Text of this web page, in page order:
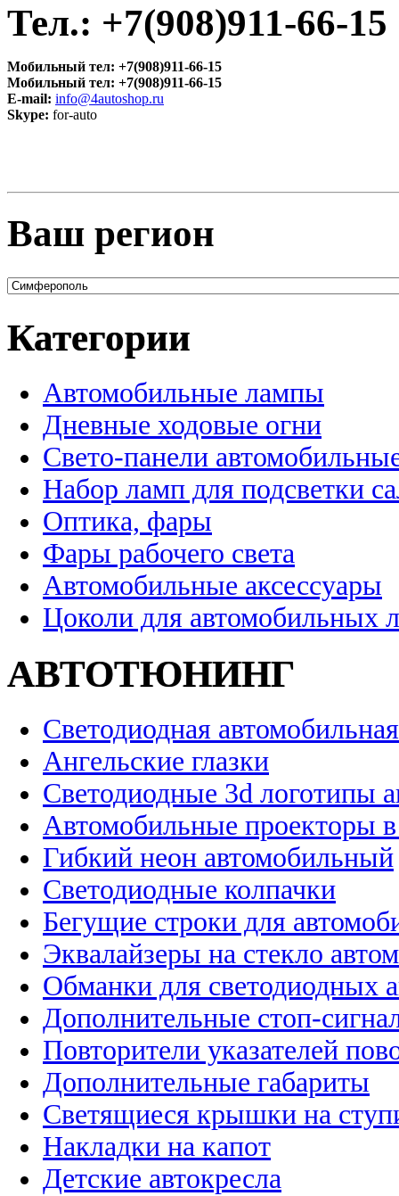
Тел.: +7(908)911-66-15
Мобильный тел: +7(908)911-66-15
Мобильный тел: +7(908)911-66-15
E-mail: info@4autoshop.ru
Skype: for-auto
Ваш регион
Категории
Автомобильные лампы
Дневные ходовые огни
Свето-панели
Набор ламп для подсветки
Оптика, фары
Фары рабочего света
Автомобильные аксессуары
Цоколи для автомобильных
АВТОТЮНИНГ
Светодиодная
Ангельские глазки
Светодиодные 3d логотипы
Автомобильные проекторы
Гибкий неон автомобильный
Светодиодные колпачки
Бегущие строки для
Эквалайзеры на стекло
Обманки для светодиодных
Дополнительные стоп-
Повторители указателей
Дополнительные габариты
Светящиеся крышки на
Накладки на капот
Детские автокресла